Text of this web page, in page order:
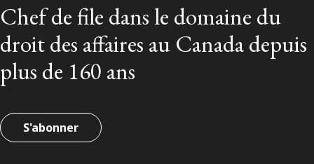
Chef de file dans le domaine du
droit des affaires au Canada depuis
plus de 160 ans
S'abonner